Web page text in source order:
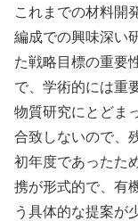
これまでの材料開
編成での興味深い
た戦略目標の重要
で、学術的には重
物質研究にとどま
合致しないので、
初年度であったた
携が形式的で、有
う具体的な提案が